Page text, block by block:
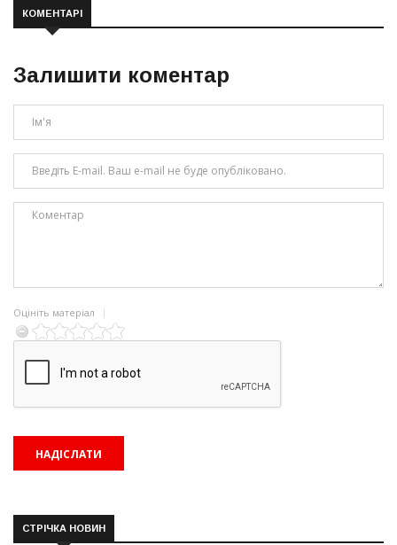
КОМЕНТАРІ
Залишити коментар
Оцініть матеріал
СТРІЧКА НОВИН